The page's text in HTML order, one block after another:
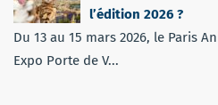
l’édition 2026 ?
Du 13 au 15 mars 2026, le Paris
Expo Porte de V...